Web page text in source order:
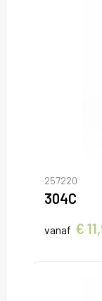
257220
304C
vanaf €